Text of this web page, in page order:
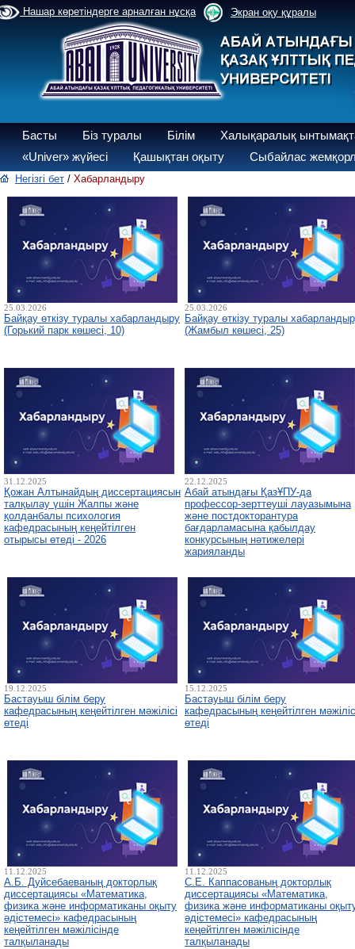
Нашар көретіндерге арналған нұсқа Экран оқу құралы
Басты Біз туралы Білім
Халықаралық
«Univer» жүйесі
Қашықтан оқыту Сыбайлас
Негізгі бет / Хабарландыру
25.03.2026
Байқау өткізу туралы хабарландыру
(Горький парк көшесі, 10)
25.03.2026
Байқау өткізу туралы
(Жамбыл көшесі, 25)
31.12.2025
Қожан Алтынайдың диссертациясын
талқылау үшін Жалпы және
қолданбалы психология
кафедрасының кеңейтілген
отырысы өтеді - 2026
22.12.2025
Абай атындағы ҚазҰПУ-да
профессор-зерттеуші лауазымына
және постдокторантура
бағдарламасына қабылдау
конкурсының нәтижелері
жарияланды
19.12.2025
Бастауыш білім беру
кафедрасының кеңейтілген мәжілісі
өтеді
15.12.2025
Бастауыш білім беру
кафедрасының кеңейтілген
өтеді
11.12.2025
А.Б. Дуйсебаеваның докторлық
диссертациясы «Математика,
физика және информатиканы оқыту
әдістемесі» кафедрасының
кеңейтілген мәжілісінде
талқыланады
11.12.2025
С.Е. Каппасованың докторлық
диссертациясы «Математика,
физика және информатиканы
әдістемесі» кафедрасының
кеңейтілген мәжілісінде
талқыланады